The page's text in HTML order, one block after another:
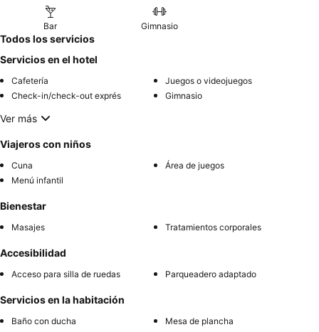
Bar Gimnasio
Todos los servicios
Servicios en el hotel
Cafetería
Juegos o videojuegos
Check-in/check-out exprés
Gimnasio
Ver más
Viajeros con niños
Cuna
Área de juegos
Menú infantil
Bienestar
Masajes Tratamientos corporales
Accesibilidad
Acceso para silla de ruedas Parqueadero adaptado
Servicios en la habitación
Baño con ducha
Mesa de plancha